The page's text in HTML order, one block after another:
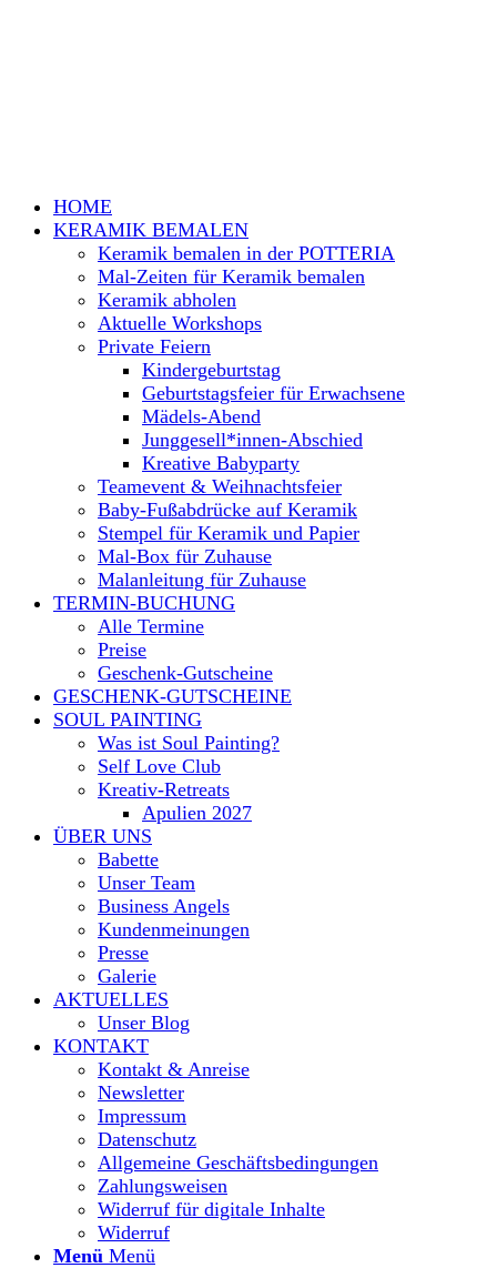
HOME
KERAMIK BEMALEN
Keramik bemalen in der POTTERIA
Mal-Zeiten für Keramik bemalen
Keramik abholen
Aktuelle Workshops
Private Feiern
Kindergeburtstag
Geburtstagsfeier für Erwachsene
Mädels-Abend
Junggesell*innen-Abschied
Kreative Babyparty
Teamevent & Weihnachtsfeier
Baby-Fußabdrücke auf Keramik
Stempel für Keramik und Papier
Mal-Box für Zuhause
Malanleitung für Zuhause
TERMIN-BUCHUNG
Alle Termine
Preise
Geschenk-Gutscheine
GESCHENK-GUTSCHEINE
SOUL PAINTING
Was ist Soul Painting?
Self Love Club
Kreativ-Retreats
Apulien 2027
ÜBER UNS
Babette
Unser Team
Business Angels
Kundenmeinungen
Presse
Galerie
AKTUELLES
Unser Blog
KONTAKT
Kontakt & Anreise
Newsletter
Impressum
Datenschutz
Allgemeine Geschäftsbedingungen
Zahlungsweisen
Widerruf für digitale Inhalte
Widerruf
Menü Menü